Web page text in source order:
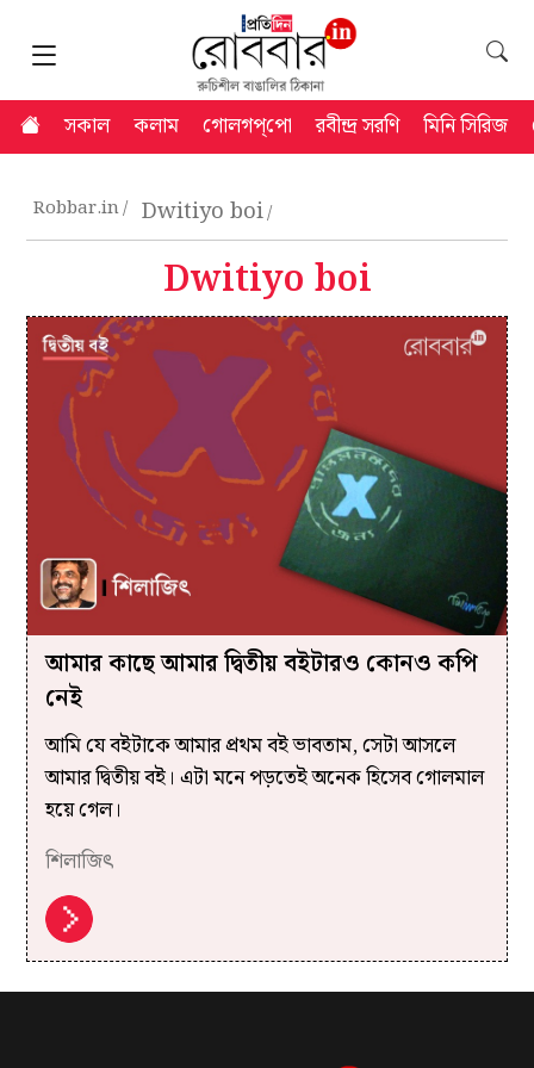
সকাল কলাম গোলগপ্‌পো রবীন্দ্র সরণি মিনি সিরিজ
Robbar.in Dwitiyo boi
Dwitiyo boi
আমার কাছে আমার দ্বিতীয় বইটারও কোনও কপি
নেই
আমি যে বইটাকে আমার প্রথম বই ভাবতাম, সেটা আসলে
আমার দ্বিতীয় বই। এটা মনে পড়তেই অনেক হিসেব গোলমাল
হয়ে গেল।
শিলাজিৎ